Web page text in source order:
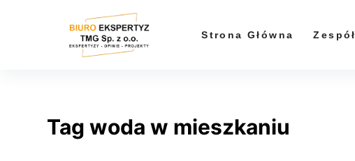
Strona Główna Zespół
Tag woda w mieszkaniu